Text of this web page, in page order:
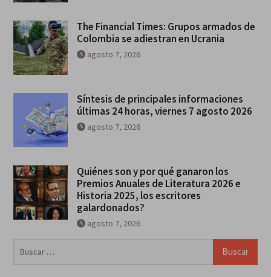
The Financial Times: Grupos armados de
Colombia se adiestran en Ucrania
agosto 7, 2026
Síntesis de principales informaciones
últimas 24 horas, viernes 7 agosto 2026
agosto 7, 2026
Quiénes son y por qué ganaron los
Premios Anuales de Literatura 2026 e
Historia 2025, los escritores
galardonados?
agosto 7, 2026